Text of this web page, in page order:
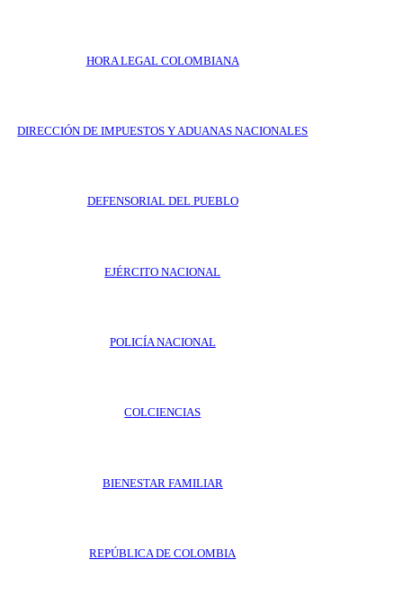
HORA LEGAL COLOMBIANA
DIRECCIÓN DE IMPUESTOS Y ADUANAS NACIONALES
DEFENSORIAL DEL PUEBLO
EJÉRCITO NACIONAL
POLICÍA NACIONAL
COLCIENCIAS
BIENESTAR FAMILIAR
REPÚBLICA DE COLOMBIA